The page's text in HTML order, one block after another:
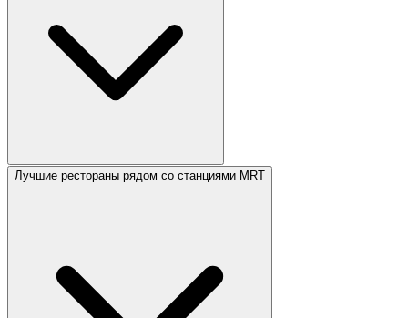
Лучшие рестораны рядом со станциями MRT